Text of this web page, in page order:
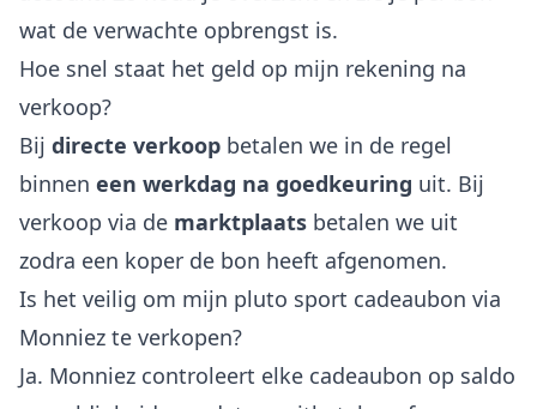
wat de verwachte opbrengst is.
Hoe snel staat het geld op mijn rekening na
verkoop?
Bij directe verkoop betalen we in de regel
binnen een werkdag na goedkeuring uit. Bij
verkoop via de marktplaats betalen we uit
zodra een koper de bon heeft afgenomen.
Is het veilig om mijn pluto sport cadeaubon via
Monniez te verkopen?
Ja. Monniez controleert elke cadeaubon op saldo